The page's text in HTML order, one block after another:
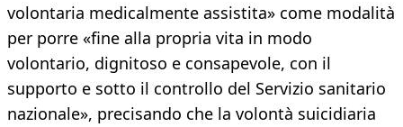
volontaria medicalmente assistita» come modalità
per porre «fine alla propria vita in modo
volontario, dignitoso e consapevole, con il
supporto e sotto il controllo del Servizio sanitario
nazionale», precisando che la volontà suicidiaria